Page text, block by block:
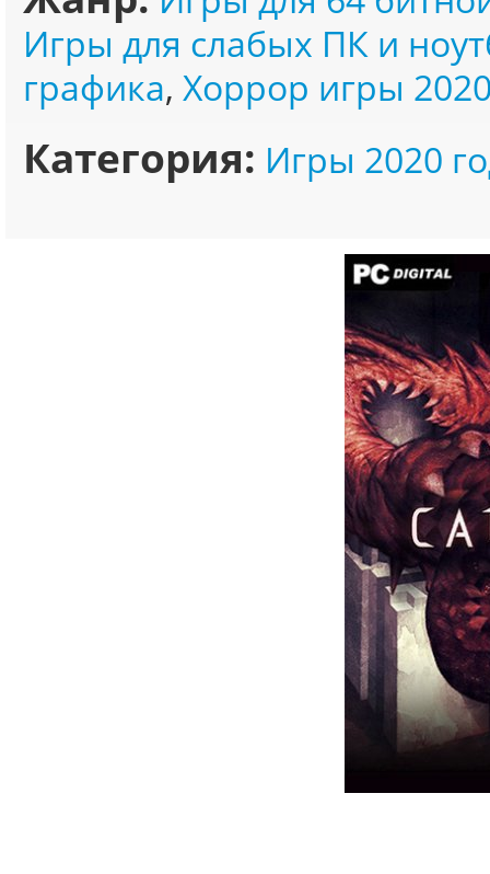
Игры для слабых ПК и
графика, Хоррор игры
Категория: Игры 2020